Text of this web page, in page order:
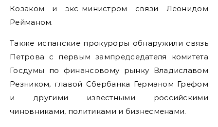
Козаком и экс-министром связи Леонидом
Рейманом.
Также испанские прокуроры обнаружили связь
Петрова с первым зампредседателя комитета
Госдумы по финансовому рынку Владиславом
Резником, главой Сбербанка Германом Грефом
и другими известными российскими
чиновниками, политиками и бизнесменами.